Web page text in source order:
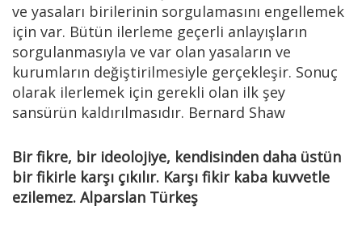
ve yasaları birilerinin sorgulamasını engellemek
için var. Bütün ilerleme geçerli anlayışların
sorgulanmasıyla ve var olan yasaların ve
kurumların değiştirilmesiyle gerçekleşir. Sonuç
olarak ilerlemek için gerekli olan ilk şey
sansürün kaldırılmasıdır. Bernard Shaw
Bir fikre, bir ideolojiye, kendisinden daha üstün
bir fikirle karşı çıkılır. Karşı fikir kaba kuvvetle
ezilemez. Alparslan Türkeş